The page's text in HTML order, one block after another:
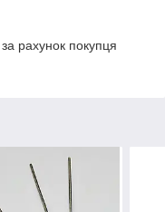
рахунок покупця